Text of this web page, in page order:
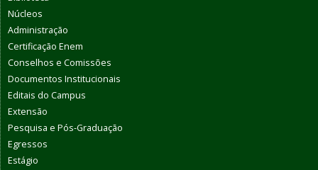
Núcleos
Administração
Certificação Enem
Conselhos e Comissões
Documentos Institucionais
Editais do Campus
Extensão
Pesquisa e Pós-Graduação
Egressos
Estágio